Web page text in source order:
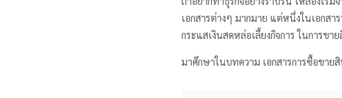
เอกสารต่างๆ มากมาย แต่หนึ่งในเอกส
กระแสเงินสดหล่อเลี้ยงกิจการ ในการข
มาศึกษาในบทความ เอกสารการซื้อขาย